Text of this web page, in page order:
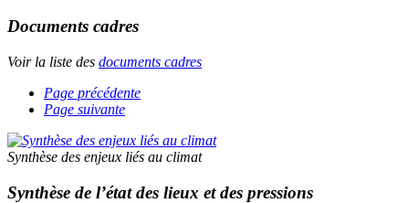
Documents cadres
Voir la liste des documents cadres
Page précédente
Page suivante
Synthèse des enjeux liés au climat
Synthèse de l’état des lieux et des pressions